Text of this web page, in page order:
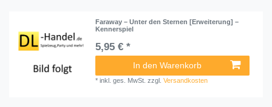
Faraway – Unter den Sternen [Erweiterung] –
Kennerspiel
5,95 € *
In den Warenkorb
*inkl. ges. MwSt. zzgl.Versandkosten